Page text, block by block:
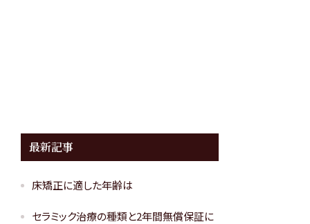
最新記事
床矯正に適した年齢は
セラミック治療の種類と2年間無償保証に